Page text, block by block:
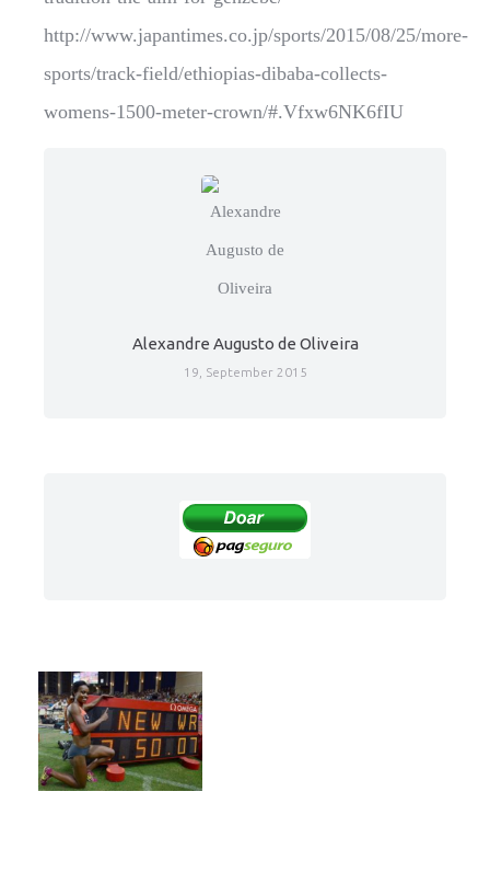
http://www.japantimes.co.jp/sports/2015/08/25/more-
sports/track-field/ethiopias-dibaba-collects-
womens-1500-meter-crown/#.Vfxw6NK6fIU
Alexandre Augusto de Oliveira
19, September 2015